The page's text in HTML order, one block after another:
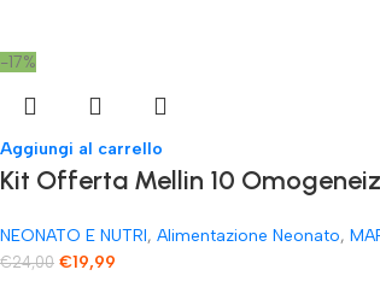
-17%
Aggiungi al carrello
Kit Offerta Mellin 10
NEONATO E NUTRI, Alimentazione Neonato,
€24,00 €19,99